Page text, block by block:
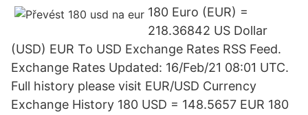
180 Euro (EUR) =
218.36842 US Dollar
(USD) EUR To USD Exchange Rates RSS Feed.
Exchange Rates Updated: 16/Feb/21 08:01 UTC.
Full history please visit EUR/USD Currency
Exchange History 180 USD = 148.5657 EUR 180